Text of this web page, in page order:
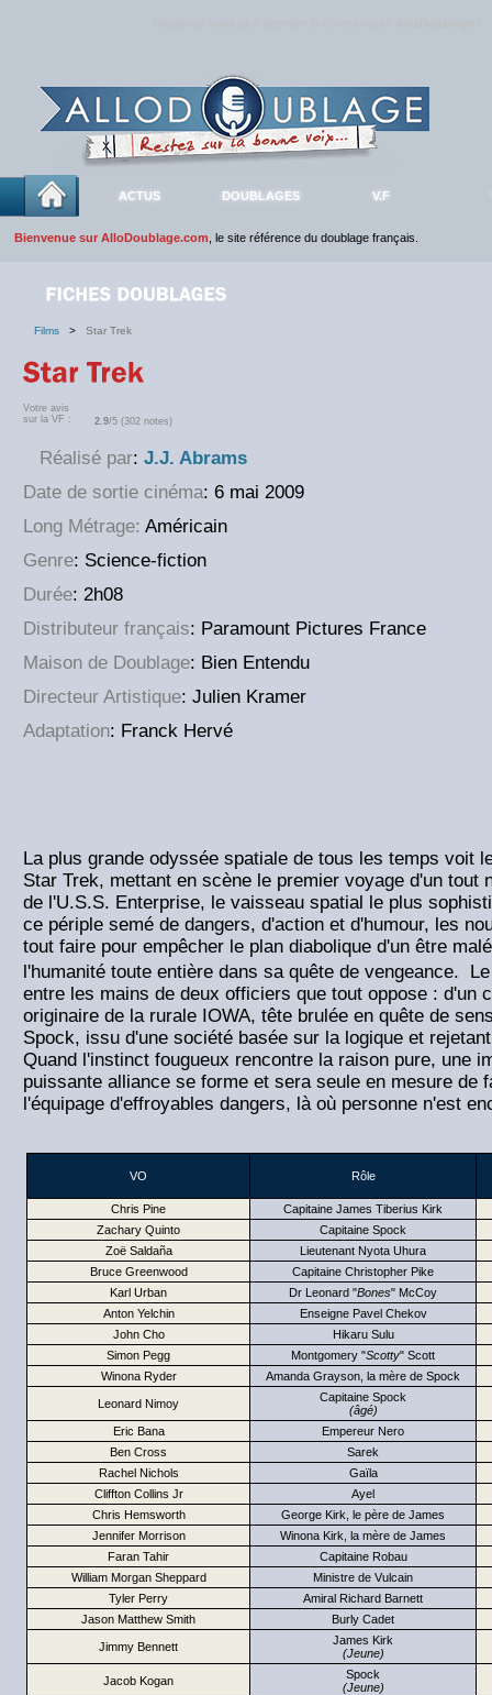
ACTUS DOUBLAGES V.F
Bienvenue sur AlloDoublage.com , le site référence du doublage français.
Films > Star Trek
Votre avis
sur la VF :
2.9/5 (302 notes)
Réalisé par: J.J. Abrams
Date de sortie cinéma: 6 mai 2009
Long Métrage: Américain
Genre: Science-fiction
Durée: 2h08
Distributeur français: Paramount Pictures France
Maison de Doublage: Bien Entendu
Directeur Artistique: Julien Kramer
Adaptation: Franck Hervé
La plus grande odyssée spatiale de tous les temps voit
Star Trek, mettant en scène le premier voyage d'un tout
de l'U.S.S. Enterprise, le vaisseau spatial le plus
ce périple semé de dangers, d'action et d'humour, les
tout faire pour empêcher le plan diabolique d'un être
l'humanité toute entière dans sa quête de vengeance.
entre les mains de deux officiers que tout oppose : d'un
originaire de la rurale IOWA, tête brulée en quête de
Spock, issu d'une société basée sur la logique et
Quand l'instinct fougueux rencontre la raison pure, une
puissante alliance se forme et sera seule en mesure de
l'équipage d'effroyables dangers, là où personne n'est
VO Rôle
Chris Pine
Capitaine James Tiberius Kirk
Zachary Quinto
Capitaine Spock
Zoë Saldaña
Lieutenant Nyota Uhura
Bruce Greenwood
Capitaine Christopher Pike
Karl Urban
Dr Leonard "Bones" McCoy
Anton Yelchin
Enseigne Pavel Chekov
John Cho
Hikaru Sulu
Simon Pegg
Montgomery "Scotty" Scott
Winona Ryder
Amanda Grayson, la mère de Spock
Leonard Nimoy
Capitaine Spock
(âgé)
Eric Bana
Empereur Nero
Ben Cross
Sarek
Rachel Nichols
Gaïla
Cliffton Collins Jr
Ayel
Chris Hemsworth
George Kirk, le père de James
Jennifer Morrison
Winona Kirk, la mère de James
Faran Tahir
Capitaine Robau
William Morgan Sheppard
Ministre de Vulcain
Tyler Perry
Amiral Richard Barnett
Jason Matthew Smith
Burly Cadet
Jimmy Bennett
James Kirk
(Jeune)
Jacob Kogan
Spock
(Jeune)